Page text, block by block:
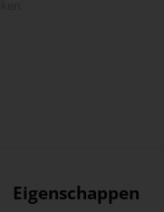
Eigenschappen